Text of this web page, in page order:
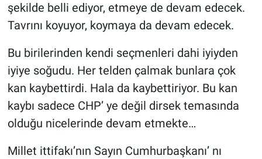
şekilde belli ediyor, etmeye de devam edecek.
Tavrını koyuyor, koymaya da devam edecek.
Bu birilerinden kendi seçmenleri dahi iyiyden
iyiye soğudu. Her telden çalmak bunlara çok
kan kaybettirdi. Hala da kaybettiriyor. Bu kan
kaybı sadece CHP’ ye değil dirsek temasında
olduğu nicelerinde devam etmekte…
Millet ittifakı’nın Sayın Cumhurbaşkanı’ nı